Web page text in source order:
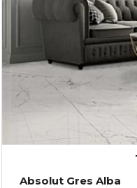
Absolut Gres Alba